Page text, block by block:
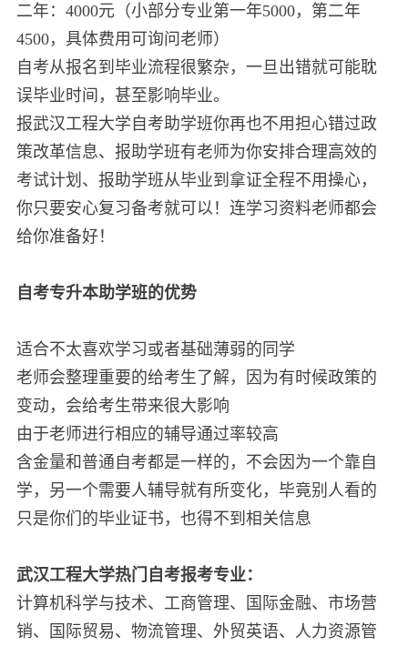
二年：4000元（小部分专业第一年5000，第二年
4500，具体费用可询问老师）
自考从报名到毕业流程很繁杂，一旦出错就可能耽
误毕业时间，甚至影响毕业。
报武汉工程大学自考助学班你再也不用担心错过政
策改革信息、报助学班有老师为你安排合理高效的
考试计划、报助学班从毕业到拿证全程不用操心，
你只要安心复习备考就可以！连学习资料老师都会
给你准备好！
自考专升本助学班的优势
适合不太喜欢学习或者基础薄弱的同学
老师会整理重要的给考生了解，因为有时候政策的
变动，会给考生带来很大影响
由于老师进行相应的辅导通过率较高
含金量和普通自考都是一样的，不会因为一个靠自
学，另一个需要人辅导就有所变化，毕竟别人看的
只是你们的毕业证书，也得不到相关信息
武汉工程大学热门自考报考专业：
计算机科学与技术、工商管理、国际金融、市场营
销、国际贸易、物流管理、外贸英语、人力资源管